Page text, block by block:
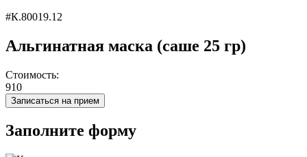
#К.80019.12
Альгинатная маска (саше 25 гр)
Стоимость:
910
Записаться на прием
Заполните форму